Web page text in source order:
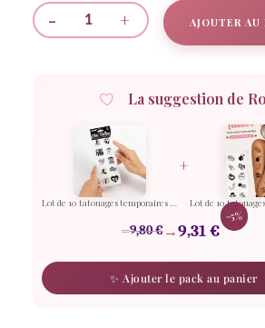
-
quantité
tatouages
temporaires
+ AJOUTER AU
La suggestion de
+
=9,80€→9,31€
-5%
✨ Ajouter le pack au panier